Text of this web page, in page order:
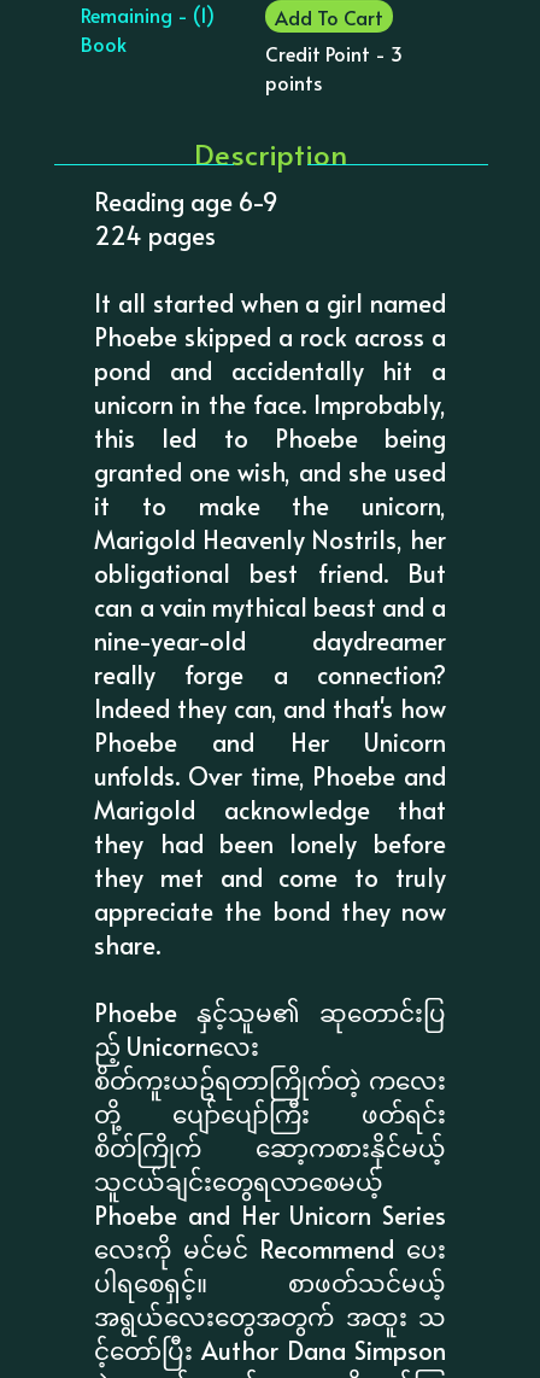
Remaining - (1)
Book
Add To Cart
Credit Point - 3
points
Description
Reading age 6-9
224 pages
It all started when a girl named
Phoebe skipped a rock across a
pond and accidentally hit a
unicorn in the face. Improbably,
this led to Phoebe being
granted one wish, and she used
it to make the unicorn,
Marigold Heavenly Nostrils, her
obligational best friend. But
can a vain mythical beast and a
nine-year-old daydreamer
really forge a connection?
Indeed they can, and that's how
Phoebe and Her Unicorn
unfolds. Over time, Phoebe and
Marigold acknowledge that
they had been lonely before
they met and come to truly
appreciate the bond they now
share.
Phoebe နှင့်သူမ၏ ဆုတောင်းပြ
ည့် Unicornလေး
စိတ်ကူးယဥ်ရတာကြိုက်တဲ့ ကလေး
တို့ ပျော်ပျော်ကြီး ဖတ်ရင်း
စိတ်ကြိုက် ဆော့ကစားနိုင်မယ့်
သူငယ်ချင်းတွေရလာစေမယ့်
Phoebe and Her Unicorn Series
လေးကို မင်မင် Recommend ပေး
ပါရစေရှင့်။ စာဖတ်သင်မယ့်
အရွယ်လေးတွေအတွက် အထူး သ
င့်တော်ပြီး Author Dana Simpson